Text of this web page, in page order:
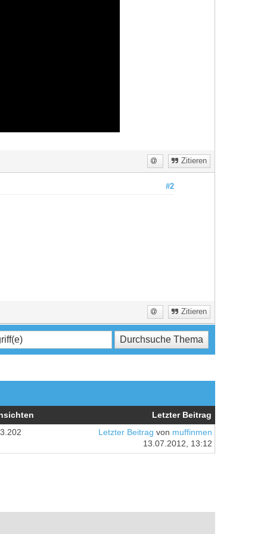
Zitieren
#2
Zitieren
Letzter Beitrag
3.202
Letzter Beitrag von muffinmen
13.07.2012, 13:12